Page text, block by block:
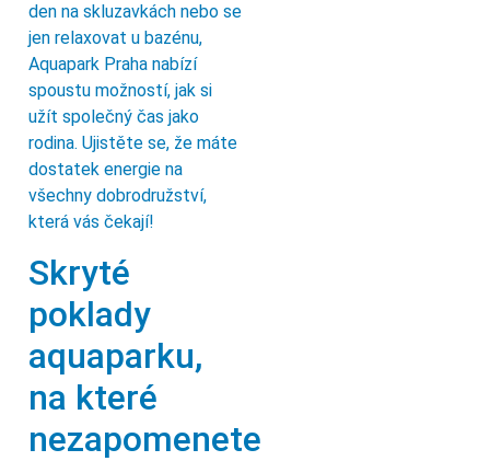
den na skluzavkách nebo se
jen relaxovat u bazénu,
Aquapark Praha nabízí
spoustu možností, jak si
užít společný čas jako
rodina. Ujistěte se, že máte
dostatek energie na
všechny dobrodružství,
která vás čekají!
Skryté
poklady
aquaparku,
na které
nezapomenete